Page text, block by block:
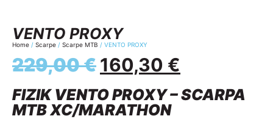
VENTO PROXY
Home / Scarpe / Scarpe MTB / VENTO PROXY
229,00€160,30 €
FIZIK VENTO PROXY – SCARPA
MTB XC/MARATHON